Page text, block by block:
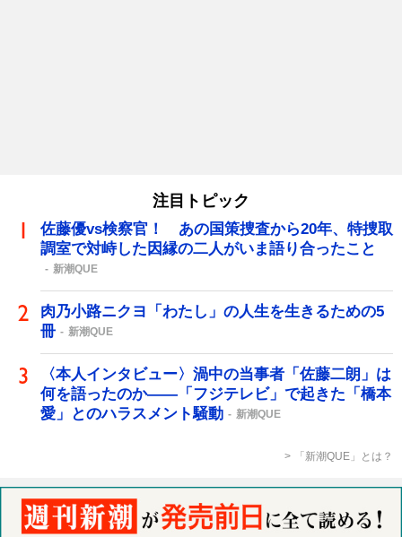
注目トピック
佐藤優vs検察官！ あの国策捜査から20年、特捜取
調室で対峙した因縁の二人がいま語り合ったこと
新潮QUE
肉乃小路ニクヨ「わたし」の人生を生きるための5
冊
新潮QUE
〈本人インタビュー〉渦中の当事者「佐藤二朗」は
何を語ったのか――「フジテレビ」で起きた「橋本
愛」とのハラスメント騒動
新潮QUE
「新潮QUE」とは？